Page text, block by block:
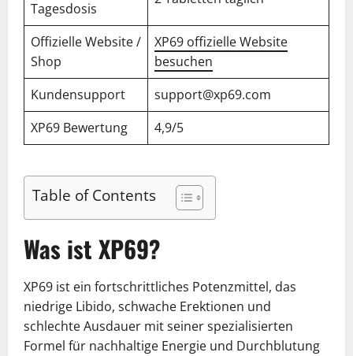
Tagesdosis
Offizielle Website /
Shop
XP69 offizielle Website
besuchen
Kundensupport
support@xp69.com
XP69 Bewertung
4,9/5
Table of Contents
Was ist XP69?
XP69 ist ein fortschrittliches Potenzmittel, das
niedrige Libido, schwache Erektionen und
schlechte Ausdauer mit seiner spezialisierten
Formel für nachhaltige Energie und Durchblutung